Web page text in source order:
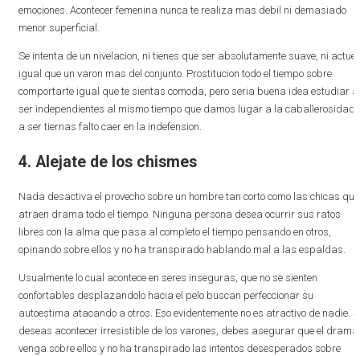
emociones. Acontecer femenina nunca te realiza mas debil ni demasiado
menor superficial.
Se intenta de un nivelacion, ni tienes que ser absolutamente suave, ni
igual que un varon mas del conjunto. Prostitucion todo el tiempo sobre
comportarte igual que te sientas comoda, pero seri­a buena idea estudiar a
ser independientes al mismo tiempo que damos lugar a la caballerosidad,
a ser tiernas falto caer en la indefension.
4. Alejate de los chismes
Nada desactiva el provecho sobre un hombre tan corto como las chicas que
atraen drama todo el tiempo. Ninguna persona desea ocurrir sus ratos
libres con la alma que pasa al completo el tiempo pensando en otros,
opinando sobre ellos y no ha transpirado hablando mal a las espaldas.
Usualmente lo cual acontece en seres inseguras, que no se sienten
confortables desplazandolo hacia el pelo buscan perfeccionar su
autoestima atacando a otros. Eso evidentemente no es atractivo de nadie.
deseas acontecer irresistible de los varones, debes asegurar que el drama
venga sobre ellos y no ha transpirado las intentos desesperados sobre